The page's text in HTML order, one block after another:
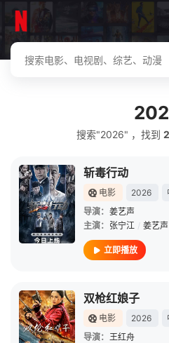
搜索"2026" ，找到
斩毒行动
电影 2026
导演： 姜艺声
主演： 张宁江 / 姜艺声
立即播放
双枪红娘子
电影 2026
导演： 王红舟